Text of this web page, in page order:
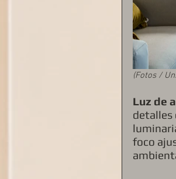
(Fotos /
Luz de
detalles
foco